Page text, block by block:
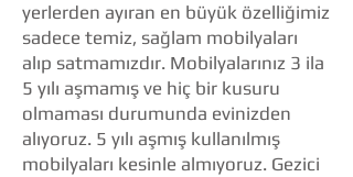
yerlerden ayıran en büyük özelliğimiz
sadece temiz, sağlam mobilyaları
alıp satmamızdır. Mobilyalarınız 3 ila
5 yılı aşmamış ve hiç bir kusuru
olmaması durumunda evinizden
alıyoruz. 5 yılı aşmış kullanılmış
mobilyaları kesinle almıyoruz. Gezici